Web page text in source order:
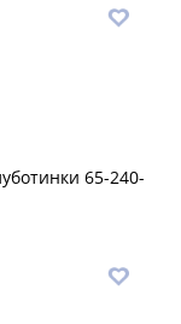
65-240-